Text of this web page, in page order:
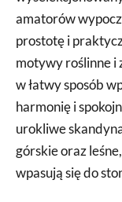
amatorów
prostotę i
motywy roślinne i
w łatwy sposób
harmonię i
urokliwe
górskie oraz
wpasują się do